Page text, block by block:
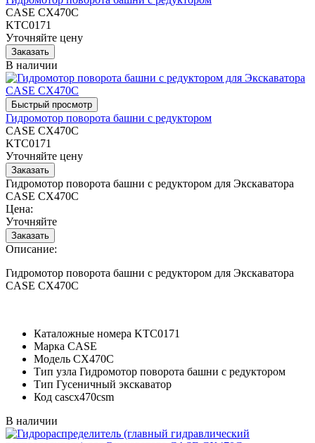
CASE CX470C
KTC0171
Уточняйте цену
В наличии
Гидромотор поворота башни с редуктором
CASE CX470C
KTC0171
Уточняйте цену
Гидромотор поворота башни с редуктором для Экскаватора
CASE CX470C
Цена:
Уточняйте
Описание:
Гидромотор поворота башни с редуктором для Экскаватора
CASE CX470C
Каталожные номера KTC0171
Марка CASE
Модель CX470C
Тип узла Гидромотор поворота башни с редуктором
Тип Гусеничный экскаватор
Код cascx470csm
В наличии